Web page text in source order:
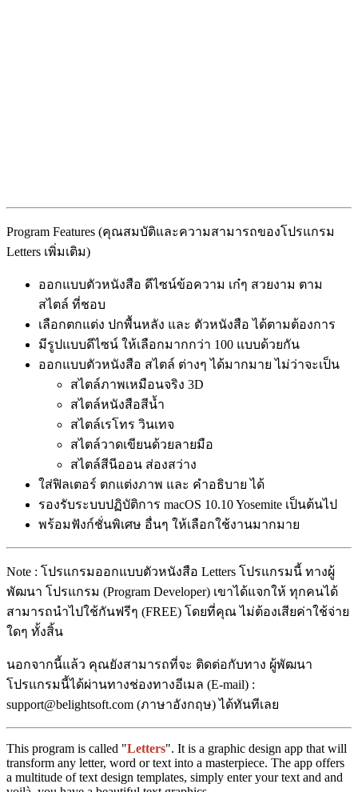
Program Features (คุณสมบัติและความสามารถของโปรแกรม
Letters เพิ่มเติม)
ออกแบบตัวหนังสือ ดีไซน์ข้อความ เก๋ๆ สวยงาม ตาม
สไตล์ ที่ชอบ
เลือกตกแต่ง ปกพื้นหลัง และ ตัวหนังสือ ได้ตามต้องการ
มีรูปแบบดีไซน์ ให้เลือกมากกว่า 100 แบบด้วยกัน
ออกแบบตัวหนังสือ สไตล์ ต่างๆ ได้มากมาย ไม่ว่าจะเป็น
สไตล์ภาพเหมือนจริง 3D
สไตล์หนังสือสีน้ำ
สไตล์เรโทร วินเทจ
สไตล์วาดเขียนด้วยลายมือ
สไตล์สีนีออน ส่องสว่าง
ใส่ฟิลเตอร์ ตกแต่งภาพ และ คำอธิบาย ได้
รองรับระบบปฏิบัติการ macOS 10.10 Yosemite เป็นต้นไป
พร้อมฟังก์ชั่นพิเศษ อื่นๆ ให้เลือกใช้งานมากมาย
Note : โปรแกรมออกแบบตัวหนังสือ Letters โปรแกรมนี้ ทางผู้
พัฒนา โปรแกรม (Program Developer) เขาได้แจกให้ ทุกคนได้
สามารถนำไปใช้กันฟรีๆ (FREE) โดยที่คุณ ไม่ต้องเสียค่าใช้จ่าย
ใดๆ ทั้งสิ้น
นอกจากนี้แล้ว คุณยังสามารถที่จะ ติดต่อกับทาง ผู้พัฒนา
โปรแกรมนี้ได้ผ่านทางช่องทางอีเมล (E-mail) :
support@belightsoft.com (ภาษาอังกฤษ) ได้ทันทีเลย
This program is called "Letters". It is a graphic design app that will
transform any letter, word or text into a masterpiece. The app offers
a multitude of text design templates, simply enter your text and and